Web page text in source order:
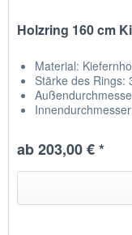
Holzring 160 cm
Material:
Stärke des Rings:
ab 203,00 € *